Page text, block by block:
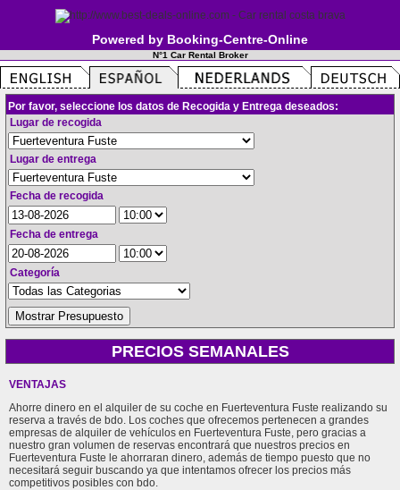
Powered by Booking-Centre-Online
N°1 Car Rental Broker
Por favor, seleccione los datos de Recogida y Entrega deseados:
Lugar de recogida
Lugar de entrega
Fecha de recogida
Fecha de entrega
Categoría
PRECIOS SEMANALES
VENTAJAS
Ahorre dinero en el alquiler de su coche en Fuerteventura Fuste realizando su
reserva a través de bdo. Los coches que ofrecemos pertenecen a grandes
empresas de alquiler de vehículos en Fuerteventura Fuste, pero gracias a
nuestro gran volumen de reservas encontrará que nuestros precios en
Fuerteventura Fuste le ahorraran dinero, además de tiempo puesto que no
necesitará seguir buscando ya que intentamos ofrecer los precios más
competitivos posibles con bdo.